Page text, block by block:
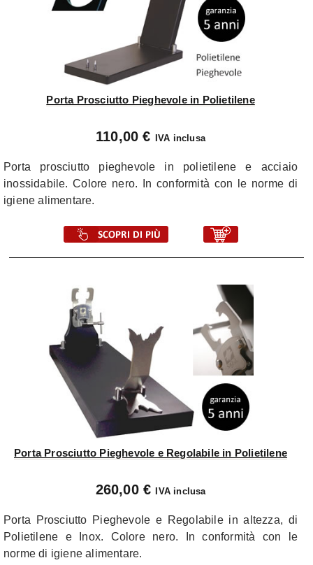
Porta Prosciutto Pieghevole in Polietilene
110,00 € IVA inclusa
Porta prosciutto pieghevole in polietilene e acciaio
inossidabile. Colore nero. In conformità con le norme di
igiene alimentare.
Porta Prosciutto Pieghevole e Regolabile in Polietilene
260,00 € IVA inclusa
Porta Prosciutto Pieghevole e Regolabile in altezza, di
Polietilene e Inox. Colore nero. In conformità con le
norme di igiene alimentare.